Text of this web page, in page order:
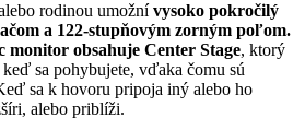
rodinou umožnívysoko pokročilý
a 122-stupňovým zorným poľom.
monitor obsahuje Center Stage, ktorý
sa pohybujete, vďaka čomu sú
sa k hovoru pripoja iný alebo ho
alebo priblíži.